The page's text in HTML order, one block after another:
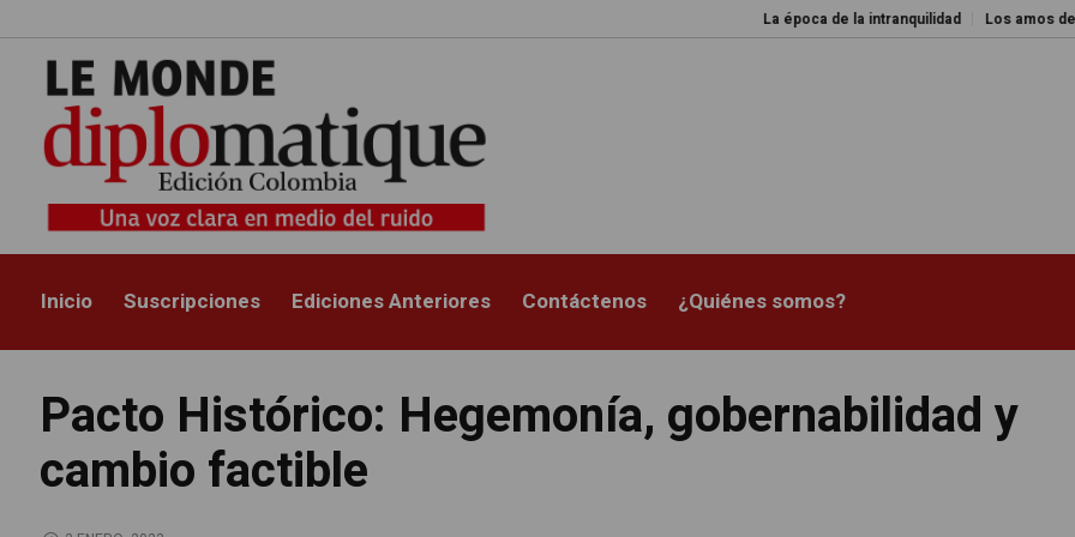
La época de la intranquilidad Los amos del mundo
Inicio Suscripciones Ediciones Anteriores Contáctenos ¿Quiénes somos?
Pacto Histórico: Hegemonía, gobernabilidad y
cambio factible